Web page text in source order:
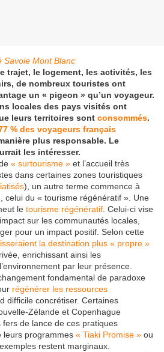
Savoie Mont Blanc
trajet, le logement, les activités, les
de nombreux touristes ont
un « pigeon » qu’un voyageur.
locales des pays visités ont
leurs territoires sont consommés.
% des voyageurs français
plus responsable. Le
les intéresser.
« surtourisme » et l’accueil très
dans certaines zones touristiques
), un autre terme commence à
celui du « tourisme régénératif ». Une
le tourisme régénératif . Celui-ci vise
sur les communautés locales,
pour un impact positif. Selon cette
la destination plus « propre »
enrichissant ainsi les
par leur présence.
fondamental de paradoxe
régénérer les ressources
difficile concrétiser. Certaines
Zélande et Copenhague
de lance de ces pratiques
leurs programmes « Tiaki Promise » ou
exemples restent marginaux.